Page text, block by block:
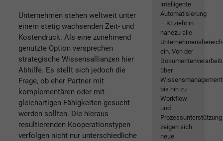
Unternehmen stehen weltweit unter
einem stetig wachsenden Zeit- und
Kostendruck. Als eine zunehmend
genutzte Option versprechen
strategische Wissensallianzen hier
Abhilfe. Es stellt sich jedoch die
Frage, ob eher Partner mit
komplementären oder mit
gleichartigen Fähigkeiten gesucht
werden sollten. Die hieraus
resultierenden Kooperationstypen
verfolgen nicht nur unterschiedliche
intelligente
Automatisierung
– KI zieht in
nahezu alle
ein. Von der
über
Wissensmanagement
bis hin zu
Workflow-
und
Prozessunterstützung
zeigen sich
neue